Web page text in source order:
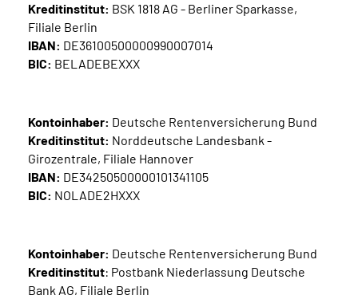
Kreditinstitut: BSK 1818 AG - Berliner Sparkasse,
Filiale Berlin
IBAN: DE36100500000990007014
BIC: BELADEBEXXX
Kontoinhaber: Deutsche Rentenversicherung Bund
Kreditinstitut: Norddeutsche Landesbank -
Girozentrale, Filiale Hannover
IBAN: DE34250500000101341105
BIC: NOLADE2HXXX
Kontoinhaber: Deutsche Rentenversicherung Bund
Kreditinstitut: Postbank Niederlassung Deutsche
Bank AG, Filiale Berlin